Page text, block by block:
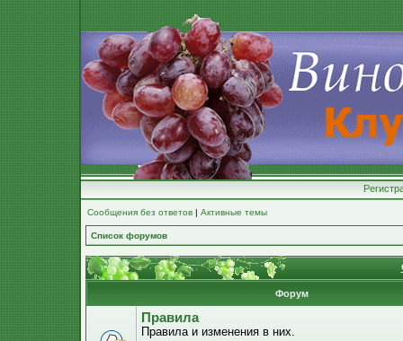
Сообщения без ответов | Активные темы
Список форумов
Форум
Правила
Правила и изменения в них.